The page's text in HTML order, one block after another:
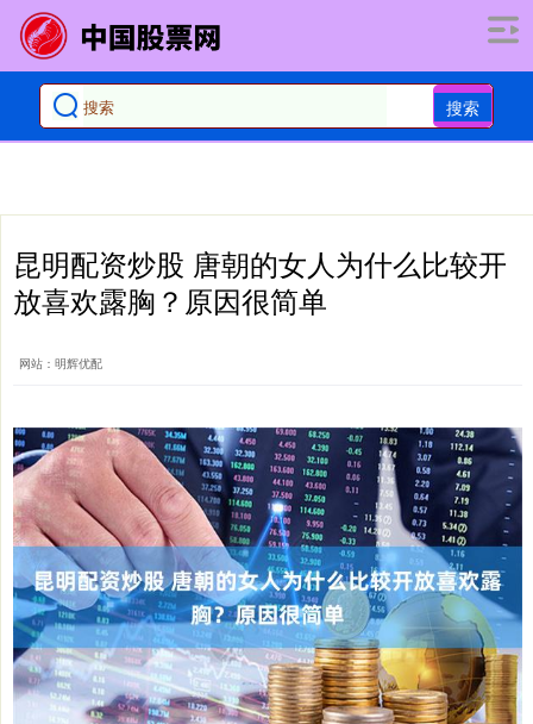
搜索
昆明配资炒股 唐朝的女人为什么比较开
放喜欢露胸？原因很简单
网站：明辉优配